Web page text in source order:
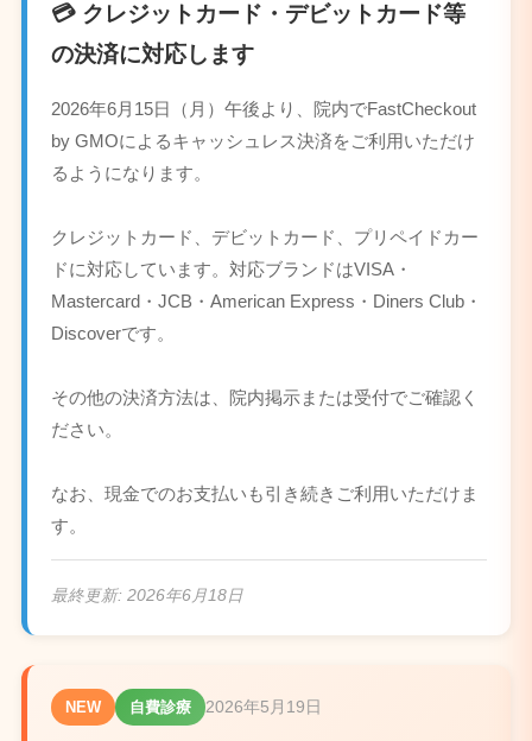
💳 クレジットカード・デビットカード等
の決済に対応します
2026年6月15日（月）午後より、院内でFastCheckout
by GMOによるキャッシュレス決済をご利用いただけ
るようになります。
クレジットカード、デビットカード、プリペイドカー
ドに対応しています。対応ブランドはVISA・
Mastercard・JCB・American Express・Diners Club・
Discoverです。
その他の決済方法は、院内掲示または受付でご確認く
ださい。
なお、現金でのお支払いも引き続きご利用いただけま
す。
最終更新: 2026年6月18日
NEW 自費診療 2026年5月19日